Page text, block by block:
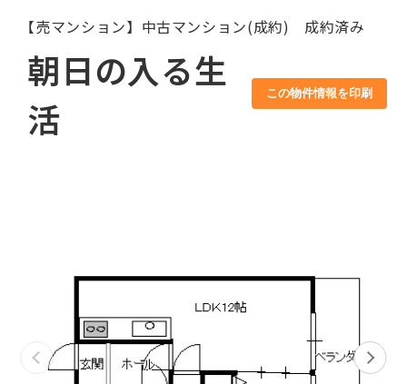
【売マンション】中古マンション(成約) 成約済み
朝日の入る生
活
この物件情報を印刷